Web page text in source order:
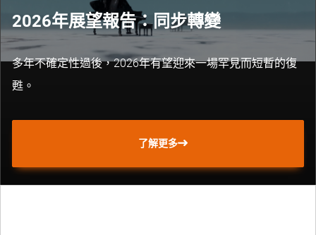
2026年展望報告：同步轉變
多年不確定性過後，2026年有望迎來一場罕見而短暫的復
甦。
了解更多